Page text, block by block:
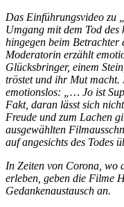
Das Einführungsvideo zu
Umgang mit dem Tod des
hingegen beim Betrachter
Moderatorin erzählt
Glücksbringer, einem
tröstet und ihr Mut macht.
emotionslos: „… Jo ist
Fakt, daran lässt sich
Freude und zum Lachen
ausgewählten
auf angesichts des Todes
In Zeiten von Corona, wo
erleben, geben die Filme
Gedankenaustausch an.